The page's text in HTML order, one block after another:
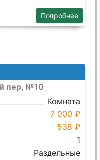
Подробнее
пер, №10
Комната
7 000 ₽
538 ₽
1
Раздельные